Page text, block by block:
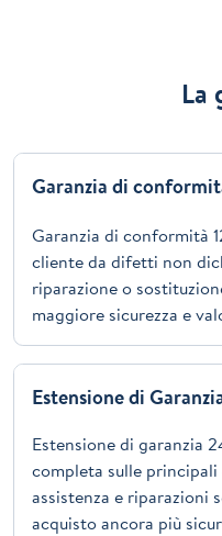
La
Garanzia di
Garanzia di conformità
cliente da difetti non
riparazione o
maggiore sicurezza e
Estensione di
Estensione di garanzia
completa sulle
assistenza e riparazioni
acquisto ancora più